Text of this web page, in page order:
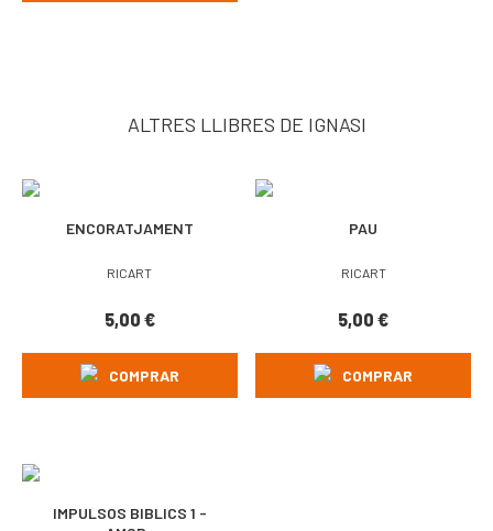
ALTRES LLIBRES DE IGNASI
ENCORATJAMENT
RICART
5,00 €
COMPRAR
PAU
RICART
5,00€
COMPRAR
IMPULSOS BIBLICS 1 -